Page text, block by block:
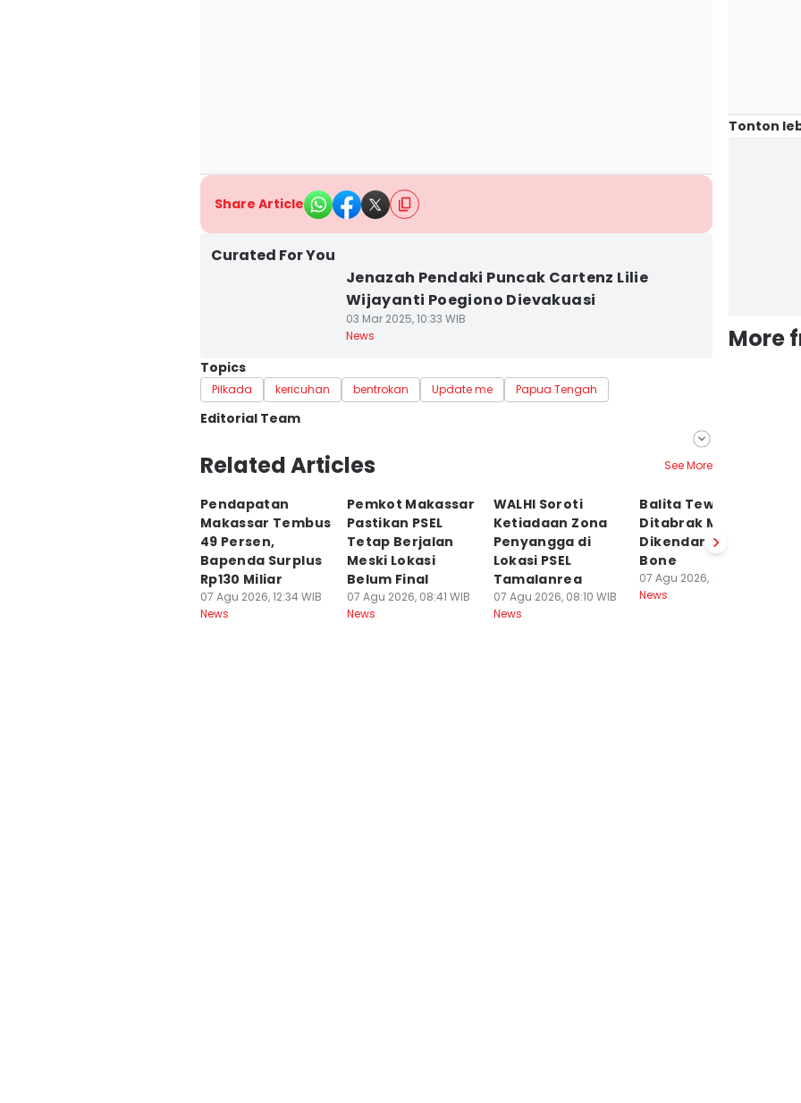
Share Article
Curated For You
Jenazah Pendaki Puncak Cartenz Lilie
Wijayanti Poegiono Dievakuasi
03 Mar 2025, 10:33 WIB
News
Topics
Pilkada kericuhan bentrokan Update me Papua Tengah
Editorial Team
Editor
Endy Langobelen
Editor
Irwan Idris
Related Articles See More
Pendapatan
Makassar Tembus
49 Persen,
Bapenda Surplus
Rp130 Miliar
07 Agu 2026, 12:34 WIB
News
Pemkot Makassar
Pastikan PSEL
Tetap Berjalan
Meski Lokasi
Belum Final
07 Agu 2026, 08:41 WIB
News
WALHI Soroti
Ketiadaan Zona
Penyangga di
Lokasi PSEL
Tamalanrea
07 Agu 2026, 08:10 WIB
News
Balita Tewas
Ditabrak Mobil
Dikendarai Polisi di
Bone
07 Agu 2026, 01:38 WIB
News
Tonton
More